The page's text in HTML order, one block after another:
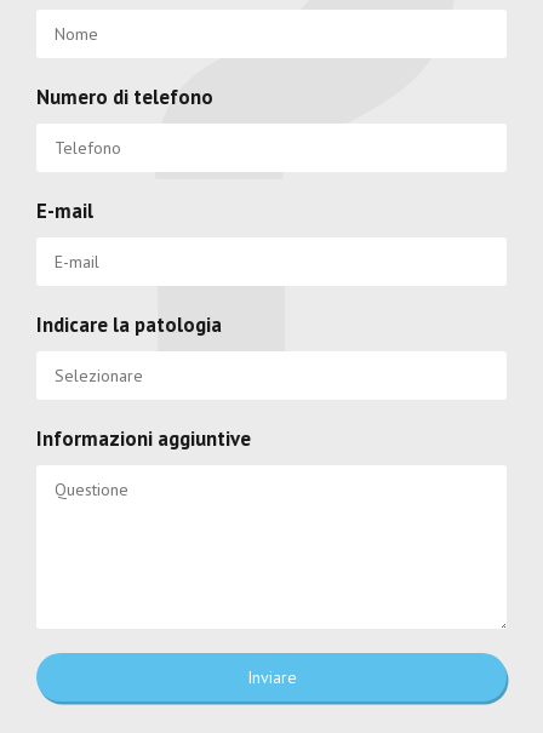
Numero di telefono
E-mail
Indicare la patologia
Informazioni aggiuntive
Inviare